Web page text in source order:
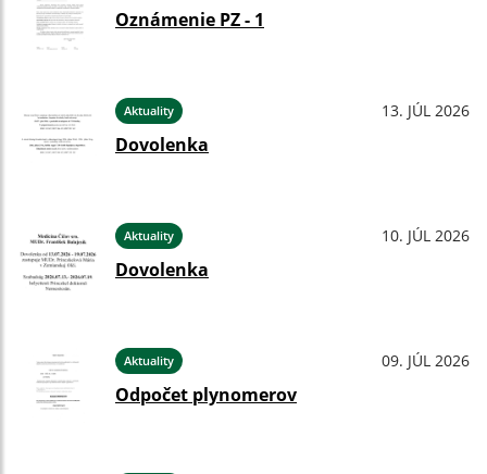
Oznámenie PZ - 1
Aktuality 13. JÚL 2026
Dovolenka
Aktuality 10. JÚL 2026
Dovolenka
Aktuality 09. JÚL 2026
Odpočet plynomerov